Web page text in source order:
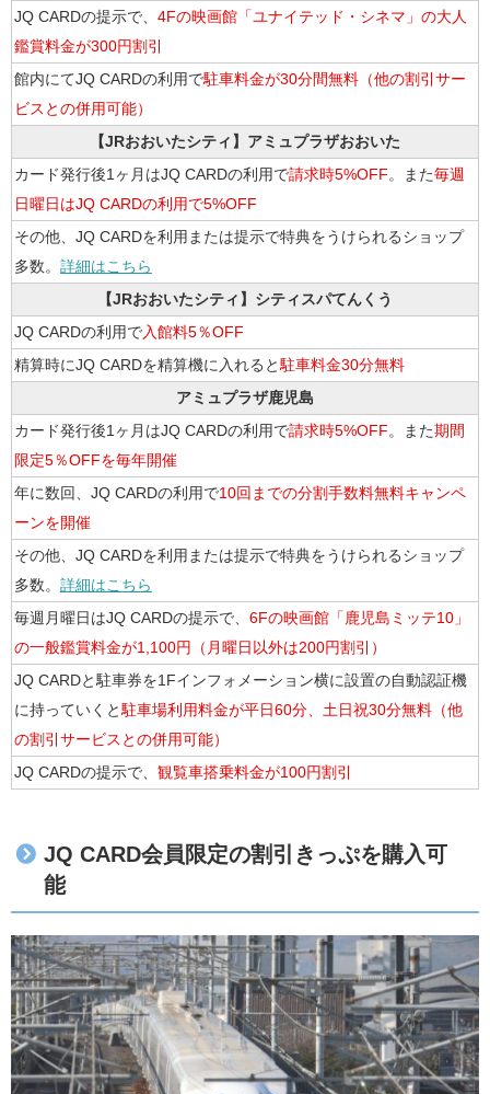
JQ CARDの提示で、 4Fの映画館「ユナイテッド・シネマ」の大人
鑑賞料金が300円割引
館内にてJQ CARDの利用で駐車料金が30分間無料（他の割引サー
ビスとの併用可能）
【JRおおいたシティ】アミュプラザおおいた
カード発行後1ヶ月はJQ CARDの利用で請求時5%OFF。また毎週
日曜日はJQ CARDの利用で5%OFF
その他、JQ CARDを利用または提示で特典をうけられるショップ
多数。 詳細はこちら
【JRおおいたシティ】シティスパてんくう
JQ CARDの利用で入館料5％OFF
精算時にJQ CARDを精算機に入れると駐車料金30分無料
アミュプラザ鹿児島
カード発行後1ヶ月はJQ CARDの利用で請求時5%OFF。また期間
限定5％OFFを毎年開催
年に数回、JQ CARDの利用で10回までの分割手数料無料キャンペ
ーンを開催
その他、JQ CARDを利用または提示で特典をうけられるショップ
多数。 詳細はこちら
毎週月曜日はJQ CARDの提示で、 6Fの映画館「鹿児島ミッテ10」
の一般鑑賞料金が1,100円（月曜日以外は200円割引）
JQ CARDと駐車券を1Fインフォメーション横に設置の自動認証機
に持っていくと駐車場利用料金が平日60分、土日祝30分無料（他
の割引サービスとの併用可能）
JQ CARDの提示で、 観覧車搭乗料金が100円割引
JQ CARD会員限定の割引きっぷを購入可
能